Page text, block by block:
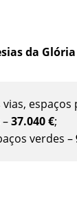
da
vias,
37.040 €;
verdes –